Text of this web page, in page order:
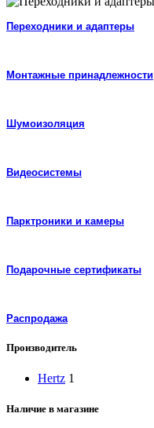
Переходники и адаптеры
Монтажные принадлежности
Шумоизоляция
Видеосистемы
Парктроники и камеры
Подарочные сертификаты
Распродажа
Производитель
Hertz 1
Наличие в магазине